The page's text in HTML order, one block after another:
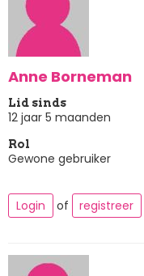
Anne Borneman
Lid sinds
12 jaar 5 maanden
Rol
Gewone gebruiker
Login of registreer